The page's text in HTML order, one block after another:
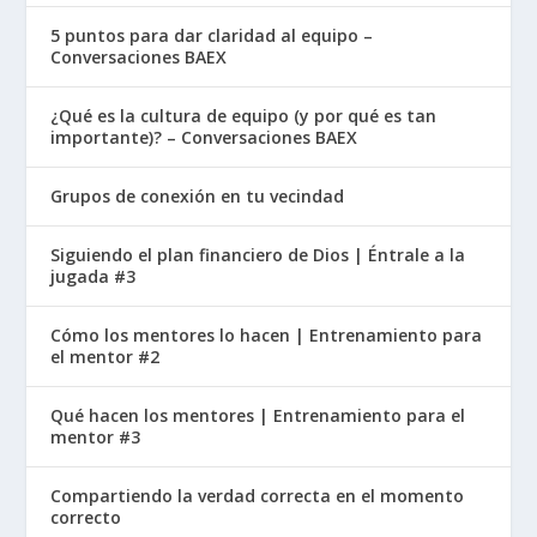
El Río y la Fuente de Bronce
Génesis nos dice que un río salía del Edén para
regar el Jardín. En el Tabernáculo y más tarde
representada por la Fuente de Bronce (o el
“Mar”). Antes de que los sacerdotes pudieran
entrar a servir, debían lavar sus manos y pies.
Este lavado ritual era un requisito de
polvoriento al Jardín simbólico, uno debía ser
purificado. Hoy no necesitamos una fuente de
bronce porque hemos sido lavados por el “agua
viva” del Espíritu Santo. Hemos sido limpiados
5 puntos para dar claridad al equipo –
Conversaciones BAEX
¿Qué es la cultura de equipo (y por qué es tan
importante)? – Conversaciones BAEX
Grupos de conexión en tu vecindad
Siguiendo el plan financiero de Dios | Éntrale a la
jugada #3
Cómo los mentores lo hacen | Entrenamiento para
el mentor #2
Qué hacen los mentores | Entrenamiento para el
mentor #3
Compartiendo la verdad correcta en el momento
correcto